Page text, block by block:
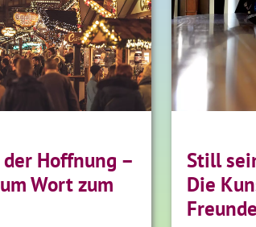
Hoffnung –
Wort zum
Still
Die